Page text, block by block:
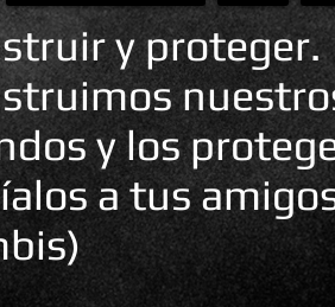
y proteger.
y los
a tus